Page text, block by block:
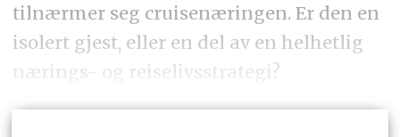
tilnærmer seg cruisenæringen. Er den en
isolert gjest, eller en del av en helhetlig
nærings- og reiselivsstrategi?